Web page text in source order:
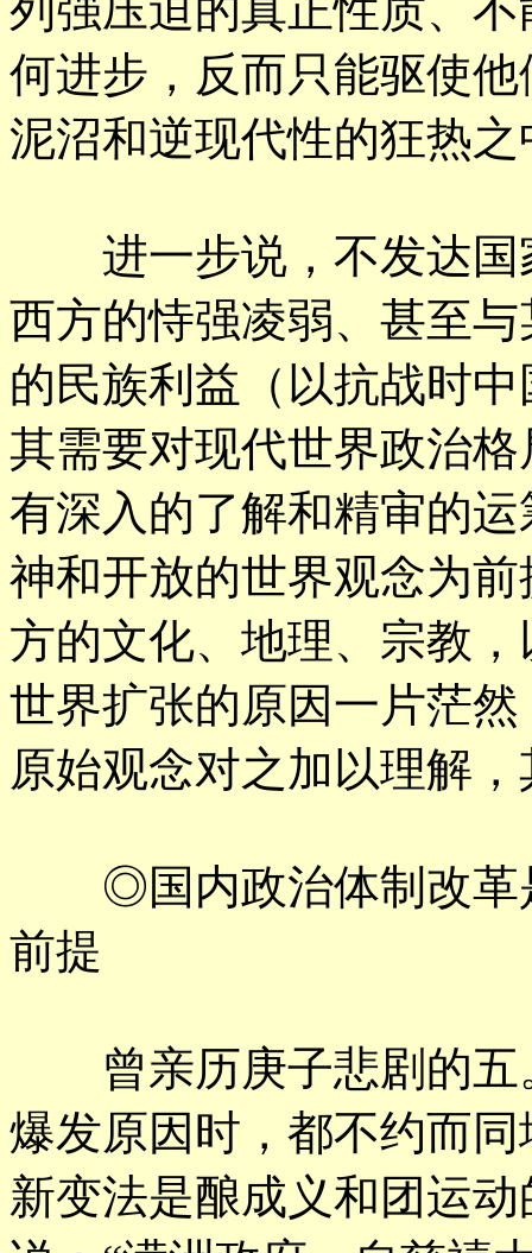
何进步，反而只能驱使
泥沼和逆现代性的狂热之
进一步说，不发达国
西方的恃强凌弱、甚至
的民族利益（以抗战时
其需要对现代世界政治
有深入的了解和精审的
神和开放的世界观念为
方的文化、地理、宗教
世界扩张的原因一片茫
原始观念对之加以理解
◎国内政治体制改革
前提
曾亲历庚子悲剧的五
爆发原因时，都不约而
新变法是酿成义和团运